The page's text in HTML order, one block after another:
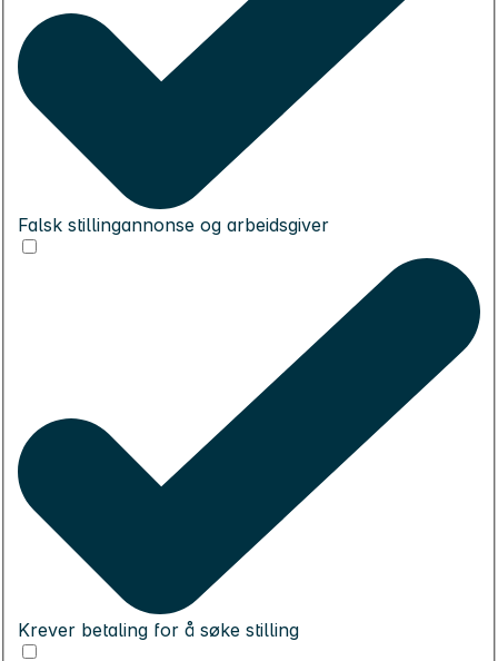
Falsk stillingannonse og arbeidsgiver
Krever betaling for å søke stilling